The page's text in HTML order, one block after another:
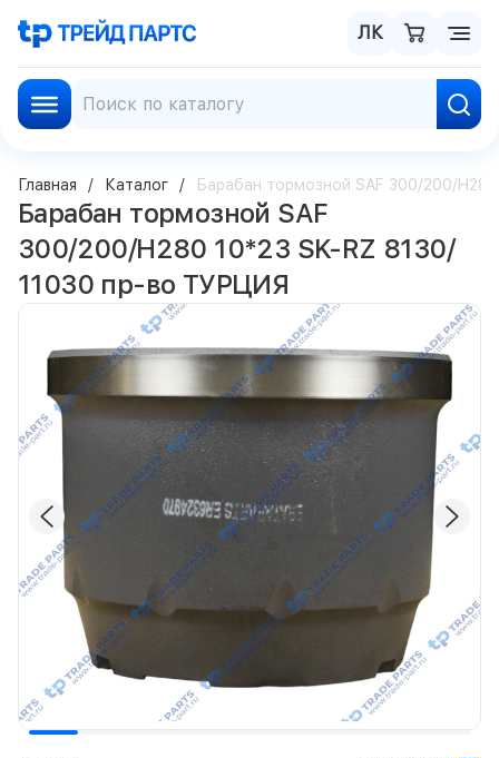
ЛК
Главная Каталог Барабан тормозной SAF 300/200/
Барабан тормозной SAF
300/200/H280 10*23 SK-RZ 8130/
11030 пр-во ТУРЦИЯ